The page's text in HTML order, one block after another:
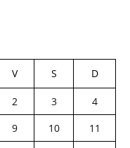
V S D
2 3
4
9 10
11